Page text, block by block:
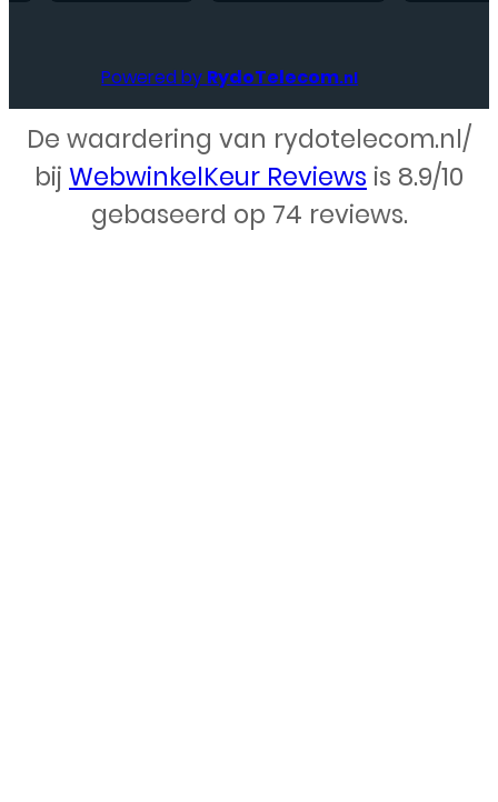
Webdesign – Rydo Telecom
Powered by RydoTelecom.nl
De waardering van rydotelecom.nl/
bij WebwinkelKeur Reviews is 8.9/10
gebaseerd op 74 reviews.